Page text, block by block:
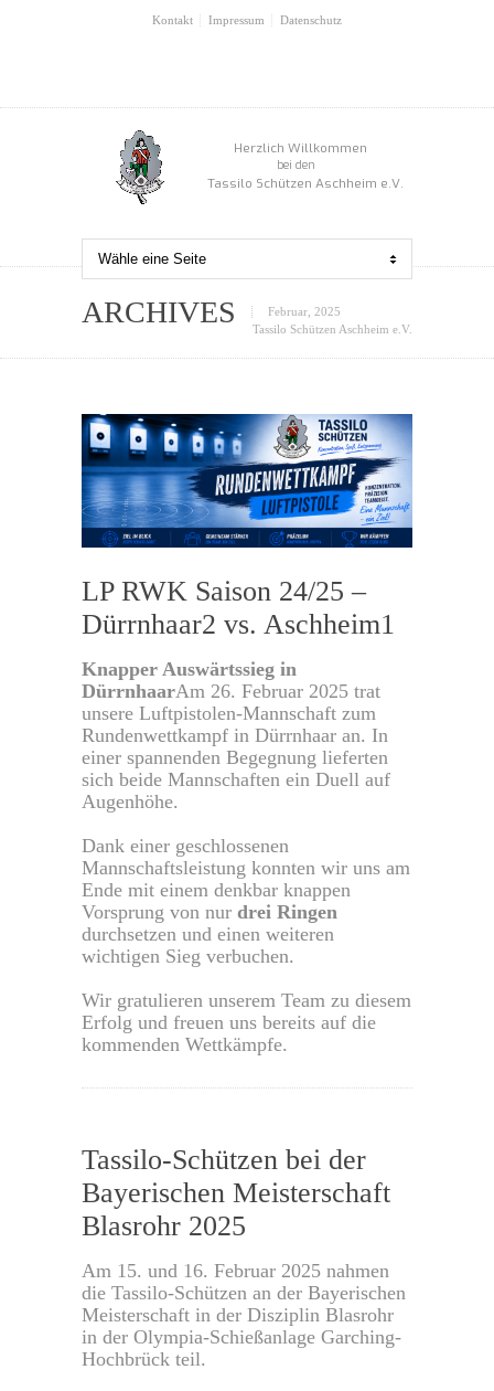
Kontakt Impressum Datenschutz
Herzlich Willkommen
bei den
Tassilo Schützen Aschheim e.V.
ARCHIVES
Februar, 2025
Tassilo Schützen Aschheim e.V.
LP RWK Saison 24/25 –
Dürrnhaar2 vs. Aschheim1
Knapper Auswärtssieg in
DürrnhaarAm 26. Februar 2025 trat
unsere Luftpistolen-Mannschaft zum
Rundenwettkampf in Dürrnhaar an. In
einer spannenden Begegnung lieferten
sich beide Mannschaften ein Duell auf
Augenhöhe.
Dank einer geschlossenen
Mannschaftsleistung konnten wir uns am
Ende mit einem denkbar knappen
Vorsprung von nur drei Ringen
durchsetzen und einen weiteren
wichtigen Sieg verbuchen.
Wir gratulieren unserem Team zu diesem
Erfolg und freuen uns bereits auf die
kommenden Wettkämpfe.
Tassilo-Schützen bei der
Bayerischen Meisterschaft
Blasrohr 2025
Am 15. und 16. Februar 2025 nahmen
die Tassilo-Schützen an der Bayerischen
Meisterschaft in der Disziplin Blasrohr
in der Olympia-Schießanlage Garching-
Hochbrück teil.